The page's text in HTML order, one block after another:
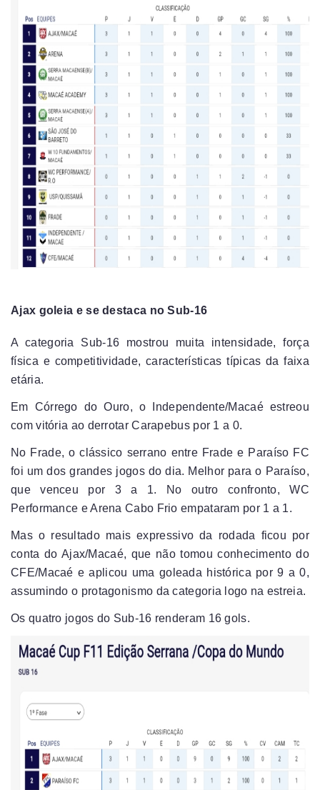
Ajax goleia e se destaca no Sub-16
A categoria Sub-16 mostrou muita intensidade, força
física e competitividade, características típicas da faixa
etária.
Em Córrego do Ouro, o Independente/Macaé estreou
com vitória ao derrotar Carapebus por 1 a 0.
No Frade, o clássico serrano entre Frade e Paraíso FC
foi um dos grandes jogos do dia. Melhor para o Paraíso,
que venceu por 3 a 1. No outro confronto, WC
Performance e Arena Cabo Frio empataram por 1 a 1.
Mas o resultado mais expressivo da rodada ficou por
conta do Ajax/Macaé, que não tomou conhecimento do
CFE/Macaé e aplicou uma goleada histórica por 9 a 0,
assumindo o protagonismo da categoria logo na estreia.
Os quatro jogos do Sub-16 renderam 16 gols.